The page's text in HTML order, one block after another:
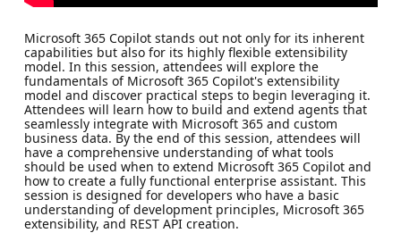
Microsoft 365 Copilot stands out not only for its inherent
capabilities but also for its highly flexible extensibility
model. In this session, attendees will explore the
fundamentals of Microsoft 365 Copilot's extensibility
model and discover practical steps to begin leveraging it.
Attendees will learn how to build and extend agents that
seamlessly integrate with Microsoft 365 and custom
business data. By the end of this session, attendees will
have a comprehensive understanding of what tools
should be used when to extend Microsoft 365 Copilot and
how to create a fully functional enterprise assistant. This
session is designed for developers who have a basic
understanding of development principles, Microsoft 365
extensibility, and REST API creation.